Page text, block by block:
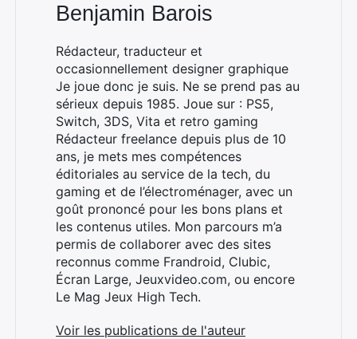
Benjamin Barois
Rédacteur, traducteur et
occasionnellement designer graphique
Je joue donc je suis. Ne se prend pas au
sérieux depuis 1985. Joue sur : PS5,
Switch, 3DS, Vita et retro gaming
Rédacteur freelance depuis plus de 10
ans, je mets mes compétences
éditoriales au service de la tech, du
gaming et de l’électroménager, avec un
goût prononcé pour les bons plans et
les contenus utiles. Mon parcours m’a
permis de collaborer avec des sites
reconnus comme Frandroid, Clubic,
Écran Large, Jeuxvideo.com, ou encore
Le Mag Jeux High Tech.
Voir les publications de l'auteur